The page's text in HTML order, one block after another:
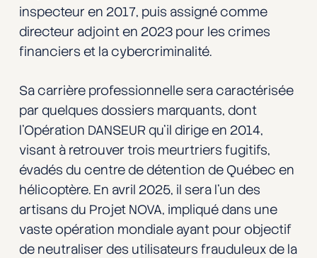
inspecteur en 2017, puis assigné comme
directeur adjoint en 2023 pour les crimes
financiers et la cybercriminalité.
Sa carrière professionnelle sera caractérisée
par quelques dossiers marquants, dont
l’Opération DANSEUR qu’il dirige en 2014,
visant à retrouver trois meurtriers fugitifs,
évadés du centre de détention de Québec en
hélicoptère. En avril 2025, il sera l’un des
artisans du Projet NOVA, impliqué dans une
vaste opération mondiale ayant pour objectif
de neutraliser des utilisateurs frauduleux de la